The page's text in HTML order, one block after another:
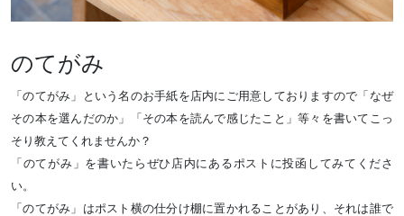
のてがみ
「のてがみ」という名のお手紙を店内にご用意しておりますので「なぜ
その本を選んだのか」「その本を読んで感じたこと」等々を書いてこっ
そり教えてくれませんか？
「のてがみ」を書いたらぜひ店内にあるポストに投函してみてくださ
い。
「のてがみ」はポスト横の仕分け棚に置かれることがあり、それは誰で